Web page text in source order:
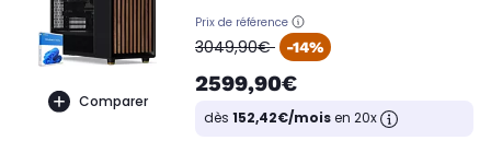
Comparer
Prix de référence
oldPrice
3049,90€ -14%
2599,90€
dès 152,42€/moisen 20x